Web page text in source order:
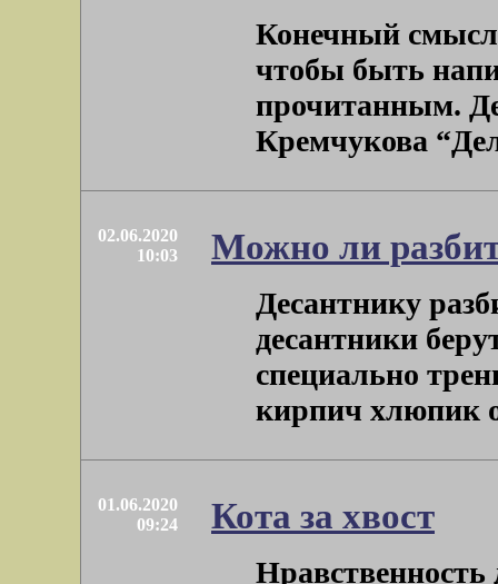
Конечный смысл
чтобы быть
прочитанным.
Кремчукова
02.06.2020
10:03
Можно ли
Десантнику
десантники
специально
кирпич хлюпик
01.06.2020
09:24
Кота за хвост